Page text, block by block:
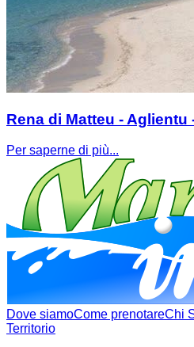
Rena di Matteu - Aglientu
Per saperne di più...
Dove siamoCome prenotareChi
Territorio